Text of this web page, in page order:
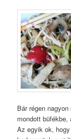
Bár régen
mondott
Az egyik ok,